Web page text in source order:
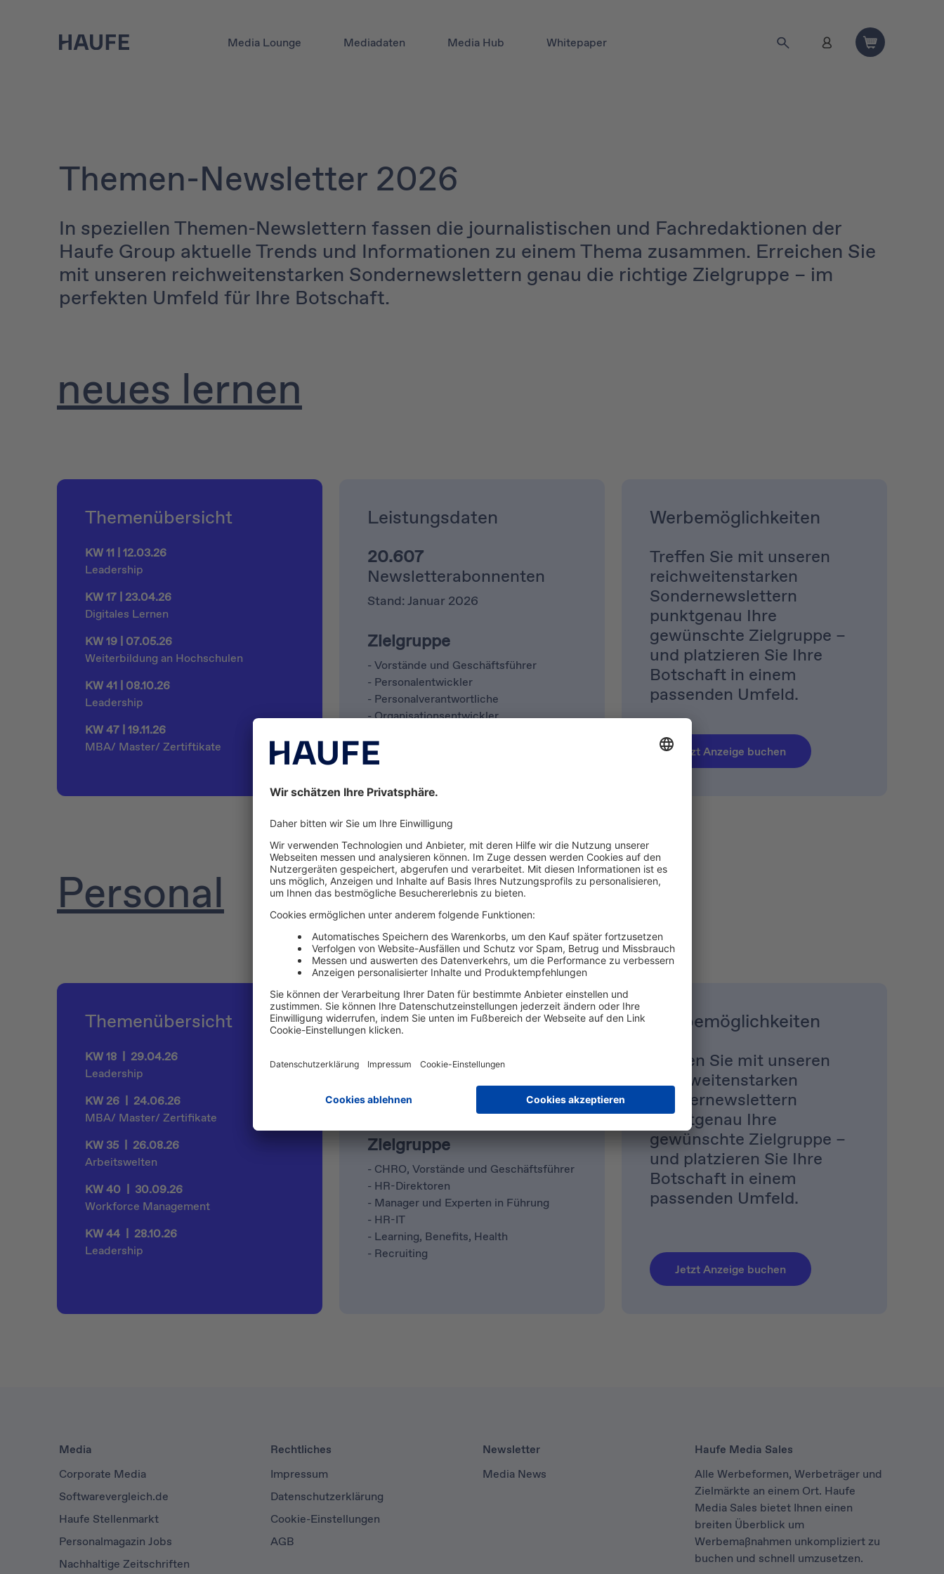
Media Lounge Mediadaten Media Hub Whitepaper
Themen-Newsletter 2026
In speziellen Themen-Newslettern fassen die journalistischen und Fachredaktionen der
Haufe Group aktuelle Trends und Informationen zu einem Thema zusammen. Erreichen Sie
mit unseren reichweitenstarken Sondernewslettern genau die richtige Zielgruppe – im
perfekten Umfeld für Ihre Botschaft.
neues lernen
Themenübersicht
KW 11 | 12.03.26
Leadership
KW 17 | 23.04.26
Digitales Lernen
KW 19 | 07.05.26
Weiterbildung an Hochschulen
KW 41 | 08.10.26
Leadership
KW 47 | 19.11.26
MBA/ Master/ Zertiftikate
Leistungsdaten
20.607
Newsletterabonnenten
Stand: Januar 2026
Zielgruppe
- Vorstände und Geschäftsführer
- Personalentwickler
- Personalverantwortliche
- Organisationsentwickler
- Dienstleister und Berater
Werbemöglichkeiten
Treffen Sie mit unseren
reichweitenstarken
Sonder­newslettern
punktgenau Ihre
gewünschte Zielgruppe –
und platzieren Sie Ihre
Botschaft in einem
passenden Umfeld.
Jetzt Anzeige buchen
Personal
Themenübersicht
KW 18 | 29.04.26
Leadership
KW 26 | 24.06.26
MBA/ Master/ Zertifikate
KW 35 | 26.08.26
Arbeitswelten
KW 40 | 30.09.26
Workforce Management
KW 44 | 28.10.26
Leadership
Leistungsdaten
45.110
Newsletterabonnenten
Stand: Januar 2026
Zielgruppe
- CHRO, Vorstände und Geschäftsführer
- HR-Direktoren
- Manager und Experten in Führung
- HR-IT
- Learning, Benefits, Health
- Recruiting
Werbemöglichkeiten
Treffen Sie mit unseren
reichweitenstarken
Sonder­newslettern
punktgenau Ihre
gewünschte Zielgruppe –
und platzieren Sie Ihre
Botschaft in einem
passenden Umfeld.
Jetzt Anzeige buchen
Media
Corporate Media
Softwarevergleich.de
Haufe Stellenmarkt
Personalmagazin Jobs
Nachhaltige Zeitschriften
Rechtliches
Impressum
Datenschutzerklärung
Cookie-Einstellungen
AGB
Newsletter
Media News
Haufe Media Sales
Alle Werbeformen, Werbeträger und
Zielmärkte an einem Ort. Haufe
Media Sales bietet Ihnen einen
breiten Überblick um
Werbemaßnahmen unkompliziert zu
buchen und schnell umzusetzen.